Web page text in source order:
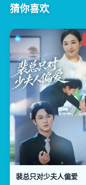
猜你喜欢
裴总只对少夫人偏爱